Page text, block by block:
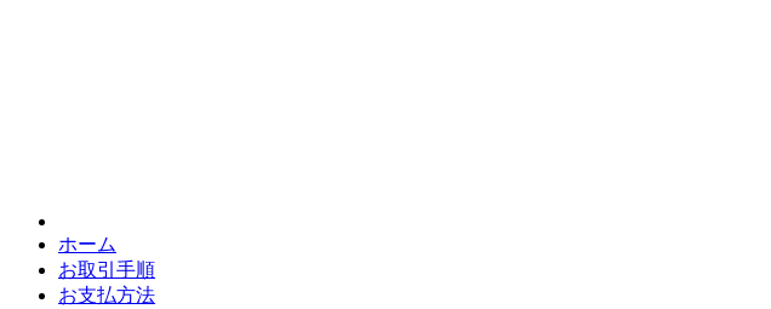
ホーム
お取引手順
お支払方法